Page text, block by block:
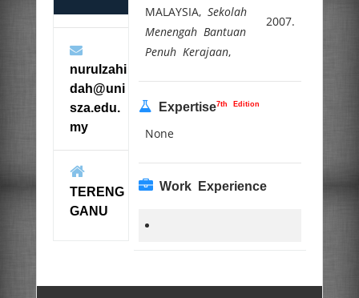
nurulzahi
dah@uni
sza.edu.
my
TERENG
GANU
MALAYSIA,Sekolah
Menengah Bantuan
Penuh Kerajaan,
2007.
Expertise7th Edition
None
Work Experience